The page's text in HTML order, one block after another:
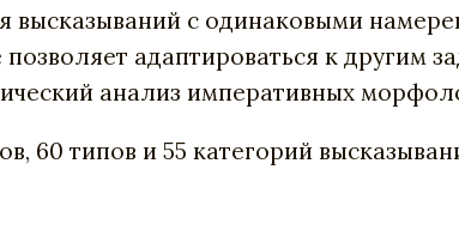
высказываний с одинаковыми
позволяет адаптироваться к
анализ императивных
60 типов и 55 категорий